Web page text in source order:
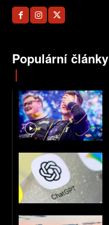
Populární články